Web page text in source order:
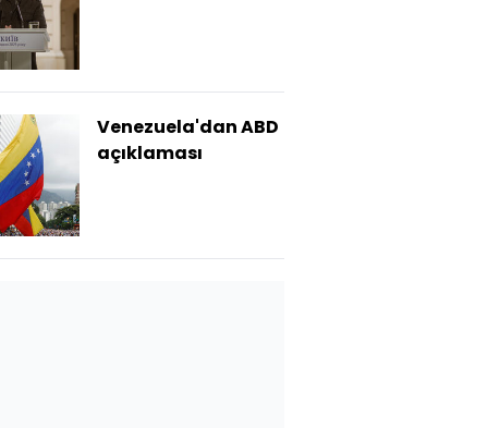
Venezuela'dan ABD
açıklaması